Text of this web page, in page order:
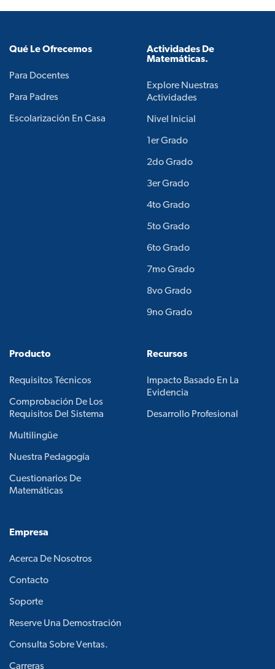
Qué Le Ofrecemos
Para Docentes
Para Padres
Escolarización En Casa
Actividades De
Matemáticas.
Explore Nuestras
Actividades
Nivel Inicial
1er Grado
2do Grado
3er Grado
4to Grado
5to Grado
6to Grado
7mo Grado
8vo Grado
9no Grado
Producto
Requisitos Técnicos
Comprobación De Los
Requisitos Del Sistema
Multilingüe
Nuestra Pedagogía
Cuestionarios De
Matemáticas
Recursos
Impacto Basado En La
Evidencia
Desarrollo Profesional
Empresa
Acerca De Nosotros
Contacto
Soporte
Reserve Una Demostración
Consulta Sobre Ventas.
Carreras